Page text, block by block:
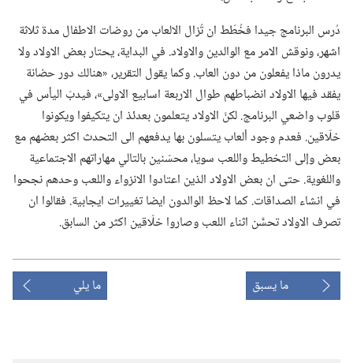
دُرس البرنامج جيدا فخُطّط ان تُزال الالعاب من روضات الاطفال مدة ثلاثة
اشهر،‏ ونوقش الامر مع الوالدين والاولاد.‏ في البداية،‏ يحتار بعض الاولاد ولا
يدرون ماذا يفعلون من دون العاب.‏ وكما يقول التقرير،‏ «هنالك دور حضانة
يفقد فيها الاولاد انضباطهم طوال الاربعة اسابيع الاولى»،‏ فيدبّ اليأس في
قلوب واضعي البرنامج.‏ لكنّ الاولاد يتعلمون بعدئذ ان يتكيفوا ويكونوا
خلّاقين.‏ فعدم وجود ألعاب يتسلون بها يدفعهم الى التحدث اكثر بعضهم مع
بعض وإلى التخطيط واللعب سويا،‏ محسّنين بالتالي مهاراتهم الاجتماعية
واللغوية.‏ حتى ان بعض الاولاد الذين اعتادوا الانزواء واللعب وحدهم نجحوا
في انشاء الصداقات.‏ كما لاحظ الوالدون ايضا تغييرات ايجابية.‏ فقالوا ان
تصرف الاولاد تحسَّن اثناء اللعب وصاروا خلّاقين اكثر من السابق.‏
ما يسبق ما يلي